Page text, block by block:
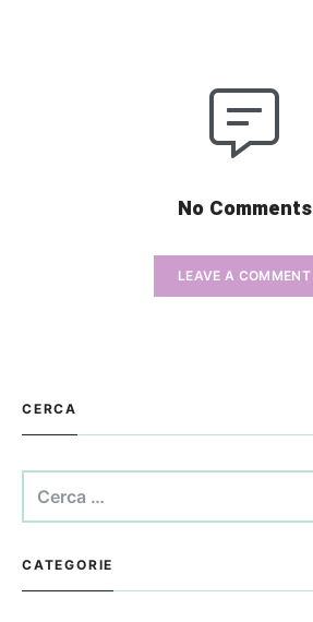
No Comments
LEAVE A COMMENT
CERCA
Ricerca
per:
CATEGORIE